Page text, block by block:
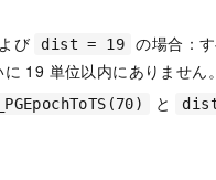
び dist = 19
の場合：
19 単位以内にありません。
と